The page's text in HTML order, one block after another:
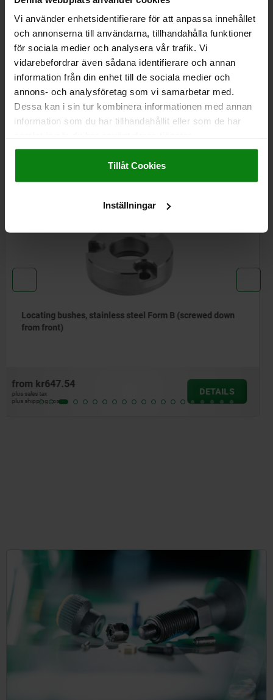
Vi använder enhetsidentifierare för att anpassa innehållet
och annonserna till användarna, tillhandahålla funktioner
för sociala medier och analysera vår trafik. Vi
vidarebefordrar även sådana identifierare och annan
information från din enhet till de sociala medier och
annons- och analysföretag som vi samarbetar med.
Dessa kan i sin tur kombinera informationen med annan
information som du har tillhandahållit eller som de har
Impressum|Dataskydd|AGB
Tillåt Cookies
Inställningar
plus sales tax
DETAILS
CAD
Other customers also bought
Centring bushes stainless steel
from
plus shipping costs